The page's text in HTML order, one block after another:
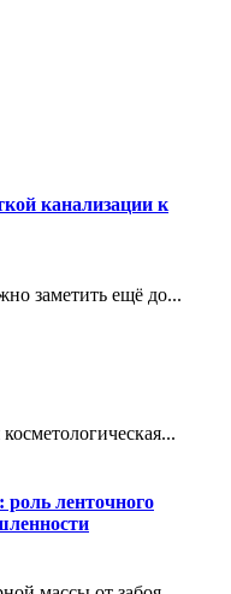
канализации к
заметить ещё до...
роль ленточного